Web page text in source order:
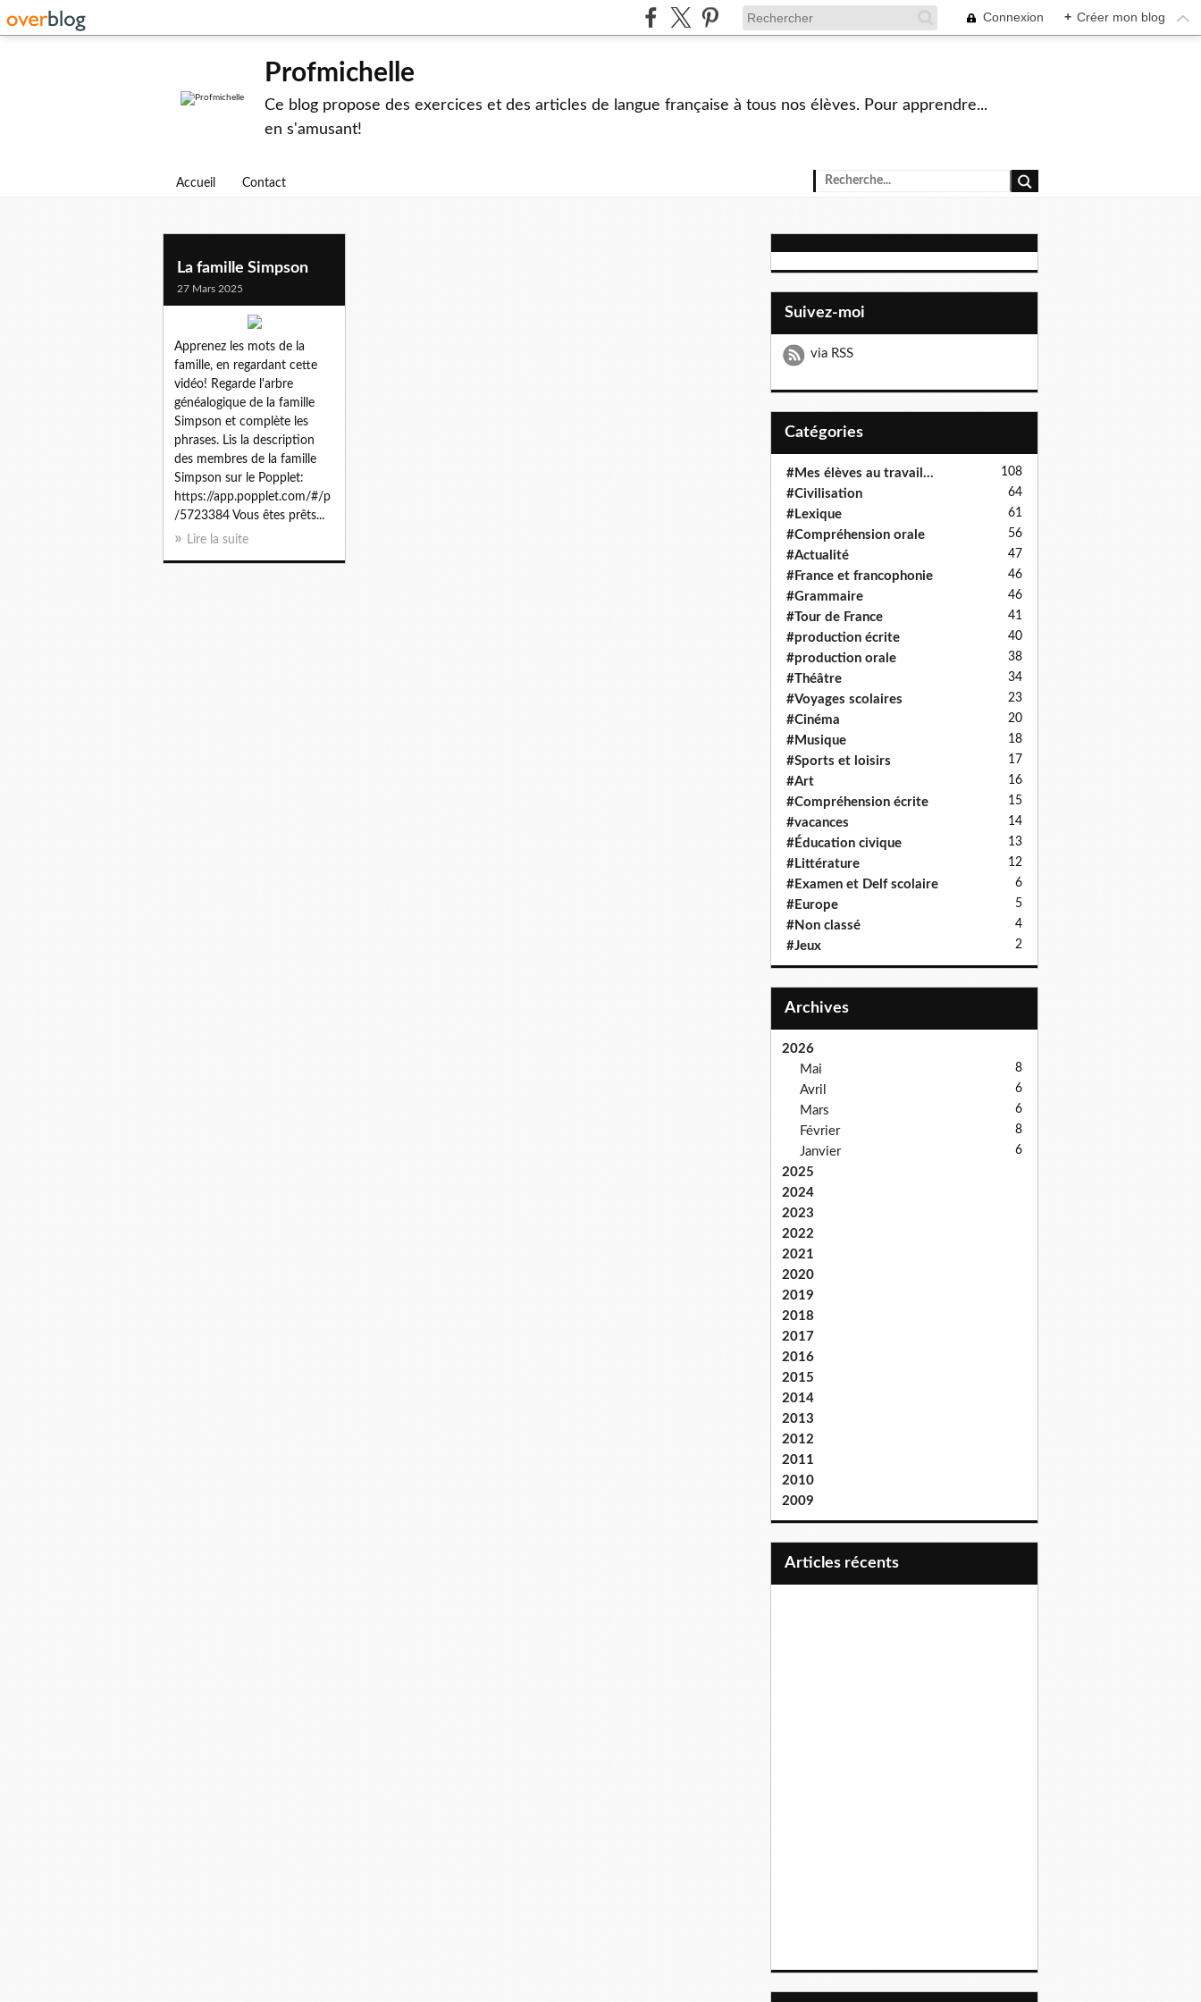
Connexion + Créer mon blog
Profmichelle
Ce blog propose des exercices et des articles de langue française à tous nos élèves. Pour apprendre...
en s'amusant!
Accueil Contact
La famille Simpson
27 Mars 2025
Apprenez les mots de la
famille, en regardant cette
vidéo! Regarde l'arbre
généalogique de la famille
Simpson et complète les
phrases. Lis la description
des membres de la famille
Simpson sur le Popplet:
https://app.popplet.com/#/p
/5723384 Vous êtes prêts...
Lire la suite
Suivez-moi
via RSS
Catégories
#Mes élèves au travail... 108
#Civilisation 64
#Lexique 61
#Compréhension orale 56
#Actualité 47
#France et francophonie 46
#Grammaire 46
#Tour de France 41
#production écrite 40
#production orale 38
#Théâtre 34
#Voyages scolaires 23
#Cinéma 20
#Musique 18
#Sports et loisirs 17
#Art 16
#Compréhension écrite 15
#vacances 14
#Éducation civique 13
#Littérature 12
#Examen et Delf scolaire 6
#Europe 5
#Non classé 4
#Jeux 2
Archives
2026
Mai
8
Avril 6
Mars 6
Février 8
Janvier 6
2025
2024
2023
2022
2021
2020
2019
2018
2017
2016
2015
2014
2013
2012
2011
2010
2009
articles récents